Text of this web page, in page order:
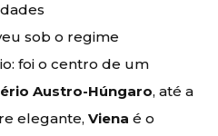
sob o regime
foi o centro de um
Austro-Húngaro, até a
elegante, Viena é o